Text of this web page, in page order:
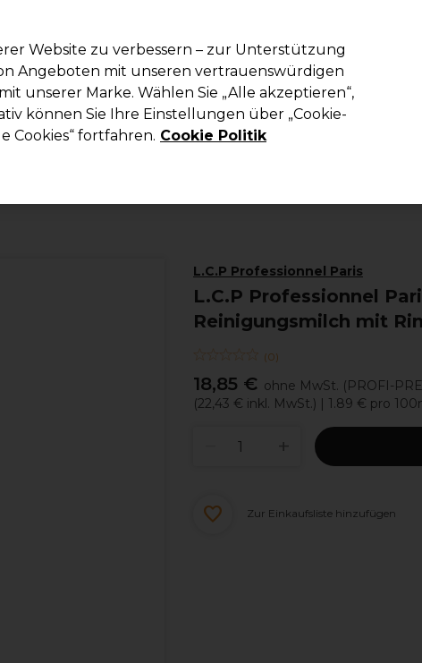
Suchen
Kosmetik Herrenfriseur Inspiration Die
L.C.P Professionnel Paris
L.C.P Professionnel
Reinigungsmilch mit
(0)
18,85 € ohne MwSt. (PROFI-
(22,43 € inkl. MwSt.) | 1.89 € pro
Zur Einkaufsliste hinzufügen
Website zu verbessern – zur Unterstützung
Angeboten mit unseren vertrauenswürdigen
unserer Marke. Wählen Sie „Alle akzeptieren“,
können Sie Ihre Einstellungen über „Cookie-
Cookies“ fortfahren. Cookie Politik